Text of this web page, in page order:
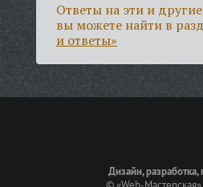
Ответы на эти и
вы можете найти в
и ответы»
Дизайн,